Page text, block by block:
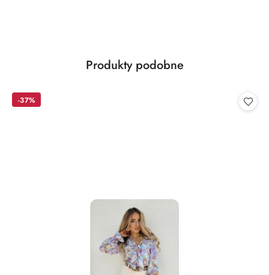
Pomiń karuzelę produktów
Produkty
Produkty podobne
-37%